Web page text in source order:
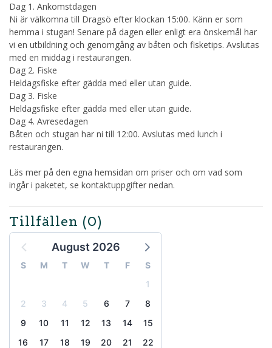
Dag 1. Ankomstdagen
Ni är välkomna till Dragsö efter klockan 15:00. Känn er som
hemma i stugan! Senare på dagen eller enligt era önskemål har
vi en utbildning och genomgång av båten och fisketips. Avslutas
med en middag i restaurangen.
Dag 2. Fiske
Heldagsfiske efter gädda med eller utan guide.
Dag 3. Fiske
Heldagsfiske efter gädda med eller utan guide.
Dag 4. Avresedagen
Båten och stugan har ni till 12:00. Avslutas med lunch i
restaurangen.
Läs mer på den egna hemsidan om priser och om vad som
ingår i paketet, se kontaktuppgifter nedan.
Tillfällen (0)
August 2026
S M T W T F
S
1
2
3 4 5 6 7
8
9
10 11 12 13 14
15
16
17 18 19 20 21
22